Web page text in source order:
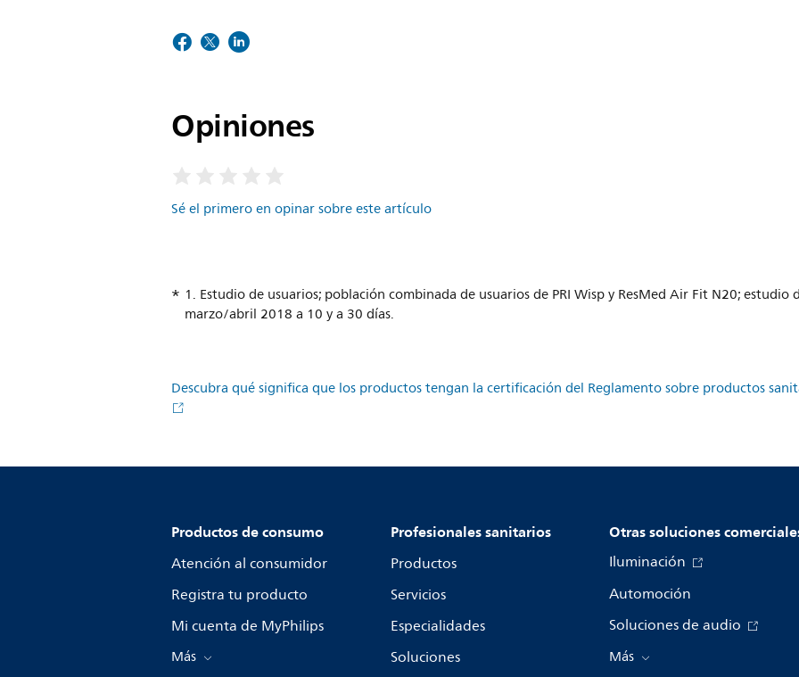
Opiniones
Sé el primero en opinar sobre este artículo
1. Estudio de usuarios; población combinada de usuarios de PRI Wisp y ResMed Air Fit N20; estudio
marzo/abril 2018 a 10 y a 30 días.
Descubra qué significa que los productos tengan la certificación del Reglamento sobre productos
Productos de consumo
Atención al consumidor
Registra tu producto
Mi cuenta de MyPhilips
Más
Profesionales sanitarios
Productos
Servicios
Especialidades
Soluciones
Otras soluciones
Iluminación
Automoción
Soluciones de audio
Más